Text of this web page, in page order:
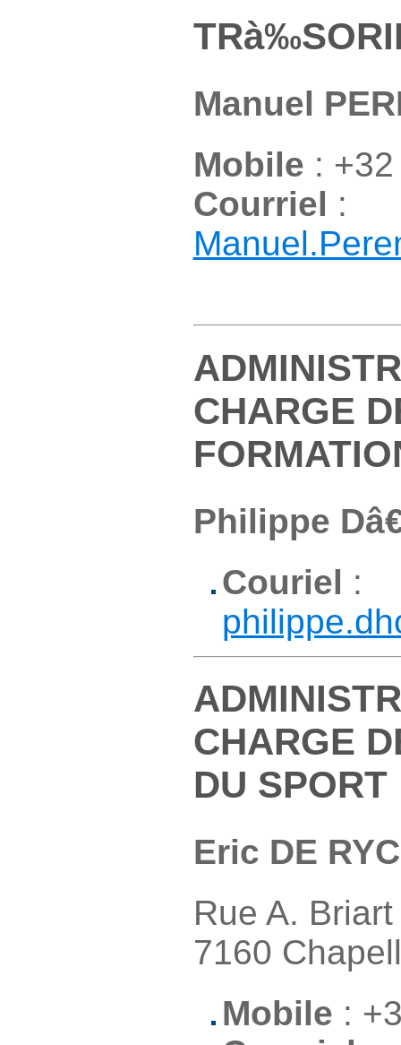
Manuel
Mobile :
Courriel :
CHARGE
Philippe
Couriel :
CHARGE
DU SPORT
Eric DE
Rue A.
7160
Mobile :